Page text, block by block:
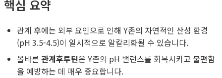
핵심 요약
관계 후에는 외부 요인으로 인해 Y존의 자연적인 산성 환경
(pH 3.5-4.5)이 일시적으로 알칼리화될 수 있습니다.
올바른 관계후루틴은 Y존의 pH 밸런스를 회복시키고 불편함
을 예방하는 데 매우 중요합니다.